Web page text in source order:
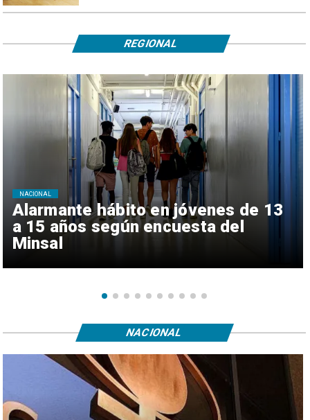
Alarmante hábito en jóvenes de 13
a 15 años según encuesta del
Minsal
NACIONAL
REGIONAL
NACIONAL